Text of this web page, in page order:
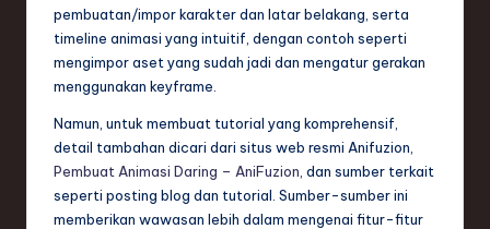
d
in
S
o
pembuatan/impor karakter dan latar belakang, serta
timeline animasi yang intuitif, dengan contoh seperti
mengimpor aset yang sudah jadi dan mengatur gerakan
menggunakan keyframe.
Namun, untuk membuat tutorial yang komprehensif,
detail tambahan dicari dari situs web resmi Anifuzion,
Pembuat Animasi Daring – AniFuzion , dan sumber terkait
seperti posting blog dan tutorial. Sumber-sumber ini
memberikan wawasan lebih dalam mengenai fitur-fitur